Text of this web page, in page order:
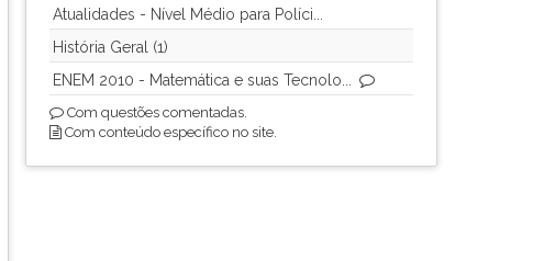
Atualidades - Nível Médio para Políci...
História Geral (1)
ENEM 2010 - Matemática e suas Tecnolo...
Com questões comentadas.
Com conteúdo específico no site.